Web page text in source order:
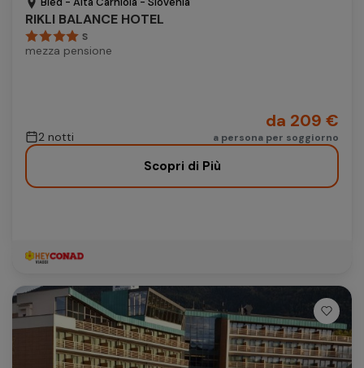
RIKLI BALANCE HOTEL
S
mezza pensione
2 notti
da 209 €
a persona per soggiorno
Scopri di Più